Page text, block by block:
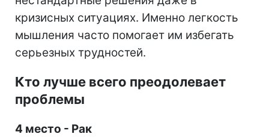
кризисных ситуациях. Именно легкость
мышления часто помогает им избегать
серьезных трудностей.
Кто лучше всего преодолевает
проблемы
4 место - Рак